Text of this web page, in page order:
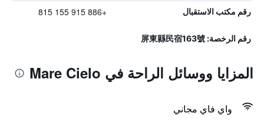
رقم مكتب الاستقبال +886 915 155 815
رقم الرخصة: 屏東縣民宿163號
المزايا ووسائل الراحة في Mare Cielo
واي فاي مجاني